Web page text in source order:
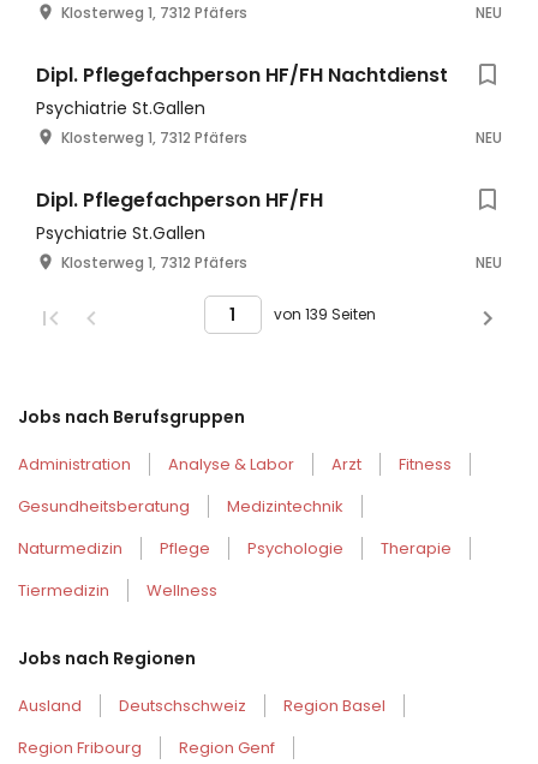
Klosterweg 1, 7312 Pfäfers NEU
Dipl. Pflegefachperson HF/FH Nachtdienst
Psychiatrie St.Gallen
Klosterweg 1, 7312 Pfäfers NEU
Dipl. Pflegefachperson HF/FH
Psychiatrie St.Gallen
Klosterweg 1, 7312 Pfäfers NEU
von 139 Seiten
Jobs nach Berufsgruppen
Administration Analyse & Labor Arzt
Fitness
Gesundheitsberatung
Medizintechnik
Naturmedizin
Pflege Psychologie
Therapie
Tiermedizin
Wellness
Jobs nach Regionen
Ausland Deutschschweiz
Region Basel
Region Fribourg
Region Genf